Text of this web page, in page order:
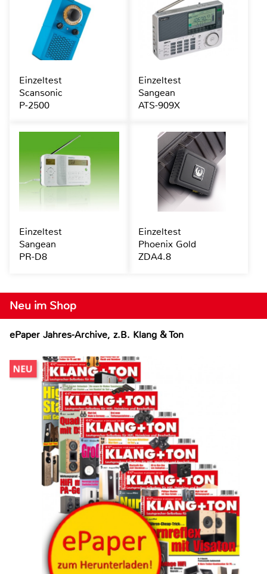
Neu im Shop
ePaper Jahres-Archive, z.B. Klang & Ton
Einzeltest
Scansonic
P-2500
Einzeltest
Sangean
ATS-909X
Einzeltest
Sangean
PR-D8
Einzeltest
Phoenix Gold
ZDA4.8